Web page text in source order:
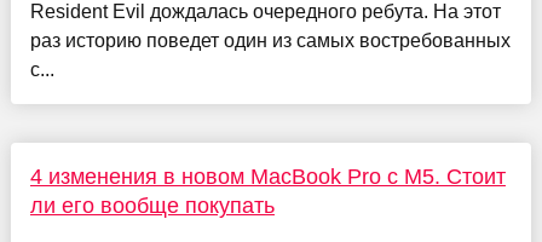
Resident Evil дождалась очередного ребута. На этот
раз историю поведет один из самых востребованных
с...
4 изменения в новом MacBook Pro с M5. Стоит
ли его вообще покупать